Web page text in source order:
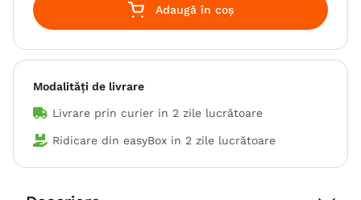
Adaugă în coș
Modalități de livrare
Livrare prin curier in 2 zile lucrătoare
Ridicare din easyBox in 2 zile lucrătoare